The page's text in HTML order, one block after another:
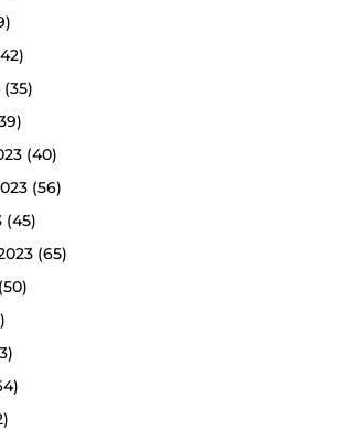
(35)
(40)
(56)
(45)
(65)